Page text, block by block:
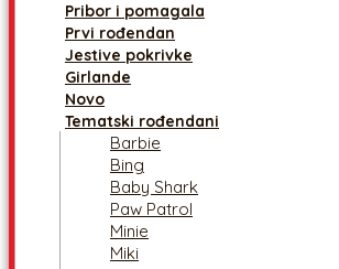
Pribor i pomagala
Prvi rođendan
Jestive pokrivke
Girlande
Novo
Tematski rođendani
Barbie
Bing
Baby Shark
Paw Patrol
Minie
Miki